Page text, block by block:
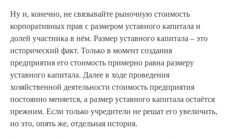
Ну и, конечно, не связывайте рыночную стоимость
корпоративных прав с размером уставного капитала и
долей участника в нём. Размер уставного капитала – это
исторический факт. Только в момент создания
предприятия его стоимость примерно равна размеру
уставного капитала. Далее в ходе проведения
хозяйственной деятельности стоимость предприятия
постоянно меняется, а размер уставного капитала остаётся
прежним. Если только учредители не решат его увеличить,
но это, опять же, отдельная история.